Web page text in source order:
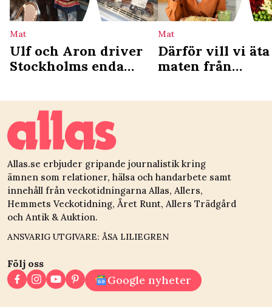
Mat
Ulf och Aron driver
Stockholms enda
det som en
kulturgärning”
Mat
Därför vill vi äta
maten från
studie förklarar
Allas.se erbjuder gripande journalistik kring
ämnen som relationer, hälsa och handarbete samt
innehåll från veckotidningarna Allas, Allers,
Hemmets Veckotidning, Året Runt, Allers Trädgård
och Antik & Auktion.
ANSVARIG UTGIVARE: ÅSA LILIEGREN
Följ oss
Google nyheter